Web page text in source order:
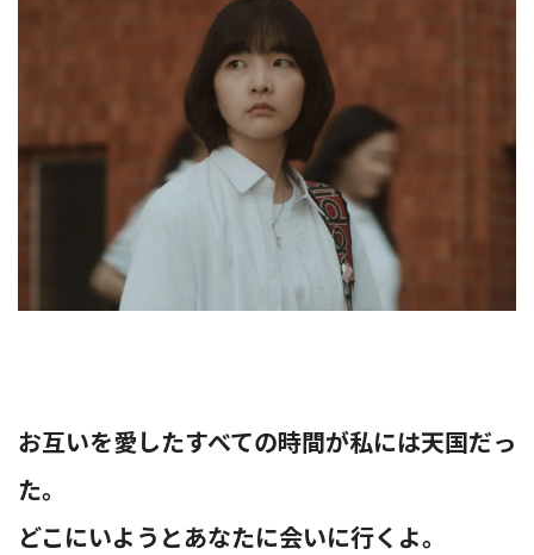
り
お互いを愛したすべての時間が私には天国だっ
た。
どこにいようとあなたに会いに行くよ。